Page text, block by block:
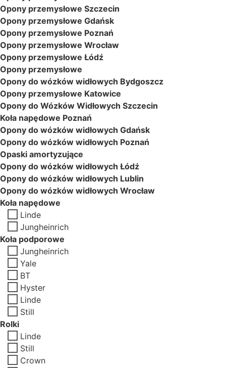
Opony przemysłowe Szczecin
Opony przemysłowe Gdańsk
Opony przemysłowe Poznań
Opony przemysłowe Wrocław
Opony przemysłowe Łódź
Opony przemysłowe
Opony do wózków widłowych Bydgoszcz
Opony przemysłowe Katowice
Opony do Wózków Widłowych Szczecin
Koła napędowe Poznań
Opony do wózków widłowych Gdańsk
Opony do wózków widłowych Poznań
Opaski amortyzujące
Opony do wózków widłowych Łódź
Opony do wózków widłowych Lublin
Opony do wózków widłowych Wrocław
Koła napędowe
Linde
Jungheinrich
Koła podporowe
Jungheinrich
Yale
BT
Hyster
Linde
Still
Rolki
Linde
Still
Crown